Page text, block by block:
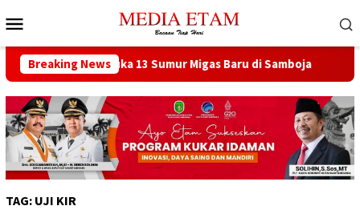
ke
Mobile
Breaking News
Berencana Buka 13 Sumur Migas Baru di Samboja
TAG: UJI KIR